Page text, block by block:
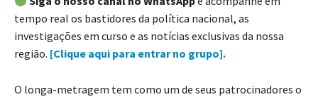
tempo real os bastidores da política nacional, as
investigações em curso e as notícias exclusivas da nossa
região. [Clique aqui para entrar no grupo].
O longa-metragem tem como um de seus patrocinadores o